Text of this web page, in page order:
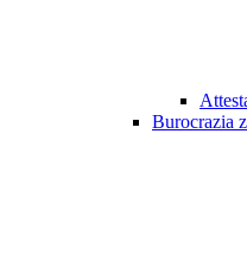
Burocrazia